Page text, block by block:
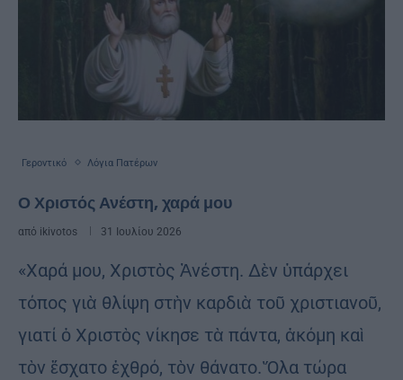
Γεροντικό Λόγια Πατέρων
Ο Χριστός Ανέστη, χαρά μου
από ikivotos 31 Ιουλίου 2026
«Χαρά μου, Χριστὸς Ἀνέστη. Δὲν ὑπάρχει
τόπος γιὰ θλίψη στὴν καρδιὰ τοῦ χριστιανοῦ,
γιατί ὁ Χριστὸς νίκησε τὰ πάντα, ἀκόμη καὶ
τὸν ἔσχατο ἐχθρό, τὸν θάνατο. Ὅλα τώρα